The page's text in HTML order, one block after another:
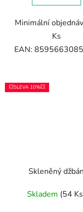
Minimální
Ks
EAN:
💥SLEVA 10%💥
Skleněný džbán
Skladem (54